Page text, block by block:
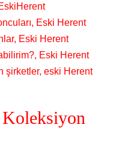
Eski Herent
Eski Herent
Eski Herent
şirketler, eski Herent